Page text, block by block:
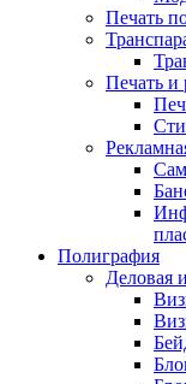
Печать
Печать и
Полиграфия
Деловая